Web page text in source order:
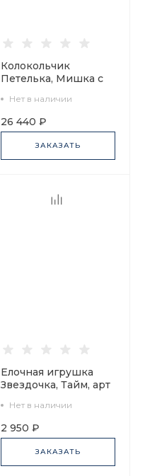
Колокольчик
Петелька, Мишка с
60.01375.00.1
Нет в наличии
26 440 ₽
ЗАКАЗАТЬ
Елочная игрушка
Звездочка, Тайм, арт
Нет в наличии
2 950 ₽
ЗАКАЗАТЬ